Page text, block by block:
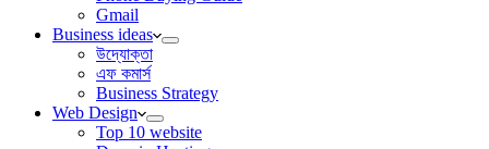
Gmail
Business ideas
উদ্যোক্তা
এফ কমার্স
Business Strategy
Web Design
Top 10 website